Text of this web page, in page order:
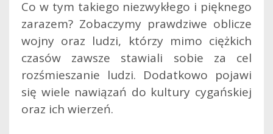
Co w tym takiego niezwykłego i pięknego
zarazem? Zobaczymy prawdziwe oblicze
wojny oraz ludzi, którzy mimo ciężkich
czasów zawsze stawiali sobie za cel
rozśmieszanie ludzi. Dodatkowo pojawi
się wiele nawiązań do kultury cygańskiej
oraz ich wierzeń.